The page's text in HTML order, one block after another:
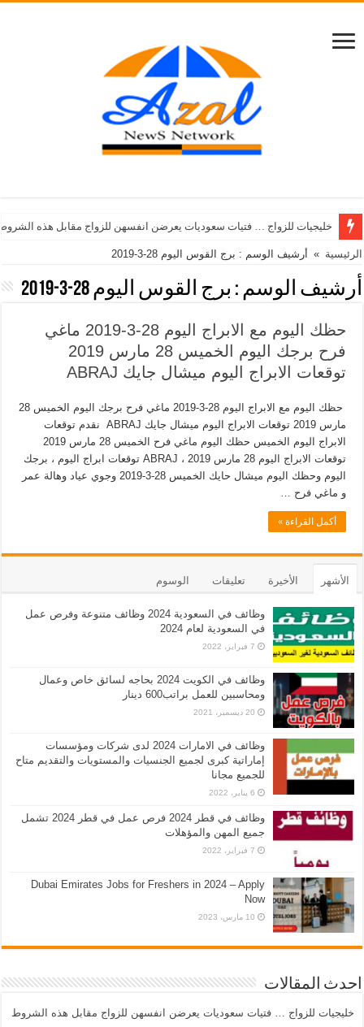
خليجيات للزواج … فتيات سعوديات يعرضن انفسهن للزواج مقابل هذه
الرئيسية » أرشيف الوسم : برج القوس اليوم 28-3-2019
أرشيف الوسم : برج القوس اليوم 28-3-2019
حظك اليوم مع الابراج اليوم 28-3-2019 ماغي
فرح برجك اليوم الخميس 28 مارس 2019
توقعات الابراج اليوم ميشال جايك ABRAJ
حظك اليوم مع الابراج اليوم 28-3-2019 ماغي فرح برجك اليوم الخميس 28
مارس 2019 توقعات الابراج اليوم ميشال جايك ABRAJ نقدم توقعات
الابراج اليوم الخميس حظك اليوم ماغي فرح الخميس 28 مارس 2019
توقعات الابراج اليوم 28 مارس 2019 ، ABRAJ توقعات ابراج اليوم ، برجك
اليوم وحظك اليوم ميشال حايك الخميس 28-3-2019 وجوي عياد وهالة عمر
و ماغي فرح …
أكمل القراءة »
الأشهر الأخيرة تعليقات الوسوم
وظائف في السعودية 2024 وظائف متنوعة وفرص عمل
في السعودية لعام 2024
7 فبراير، 2022
وظائف في الكويت 2024 بحاجه لسائق خاص وعمال
ومحاسبين للعمل براتب600 دينار
20 ديسمبر، 2021
وظائف في الامارات 2024 لدى شركات ومؤسسات
إماراتية كبرى لجميع الجنسيات والمستويات والتقديم متاح
للجميع مجانا
6 يناير، 2022
وظائف في قطر 2024 فرص عمل في قطر 2024 تشمل
جميع المهن والمؤهلات
7 فبراير، 2022
Dubai Emirates Jobs for Freshers in 2024 – Apply
Now
10 مارس، 2023
احدث المقالات
خليجيات للزواج … فتيات سعوديات يعرضن انفسهن للزواج مقابل هذه الشروط